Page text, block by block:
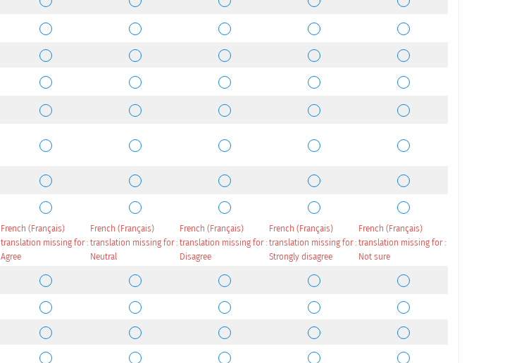
French (Français)
translation missing for :
Agree
French (Français)
translation missing for :
Neutral
French (Français)
translation missing for :
Disagree
French (Français)
translation missing for :
Strongly disagree
French (Français)
translation missing for :
Not sure